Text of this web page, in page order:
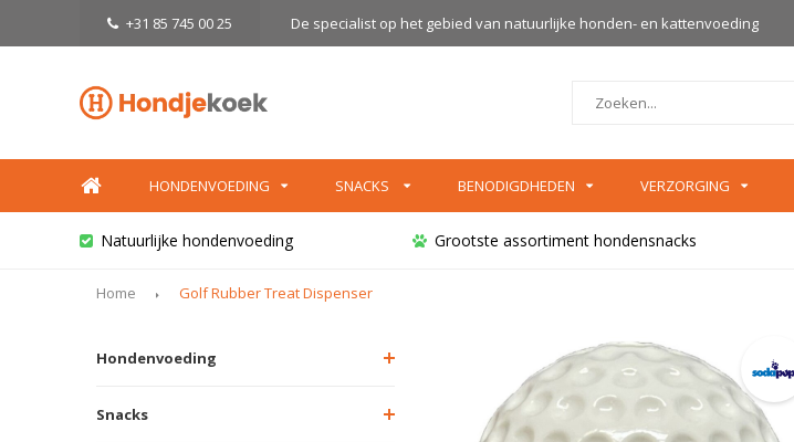
+31 85 745 00 25 De specialist op het gebied van natuurlijke honden- en kattenvoeding
HONDENVOEDING SNACKS BENODIGDHEDEN VERZORGING
Natuurlijke hondenvoeding Grootste assortiment hondensnacks
Home Golf Rubber Treat Dispenser
Hondenvoeding
Snacks